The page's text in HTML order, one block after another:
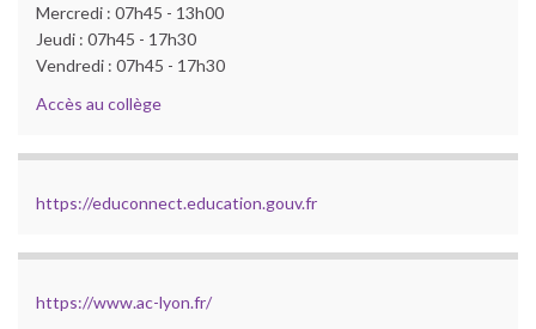
Mercredi : 07h45 - 13h00
Jeudi : 07h45 - 17h30
Vendredi : 07h45 - 17h30
Accès au collège
https://educonnect.education.gouv.fr
https://www.ac-lyon.fr/